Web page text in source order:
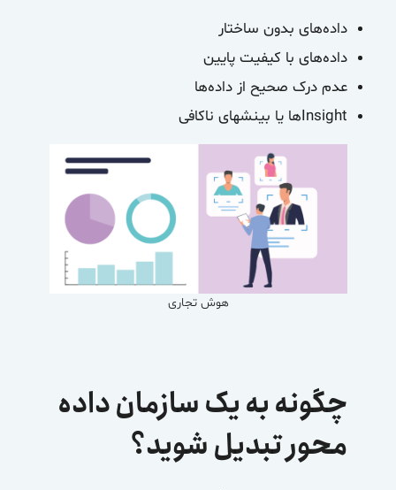
داده‌های بدون ساختار
داده‌های با کیفیت پایین
عدم درک صحیح از داده‌ها
Insight‌ها یا بینشهای ناکافی
هوش تجاری
چگونه به یک سازمان داده
محور تبدیل شوید؟